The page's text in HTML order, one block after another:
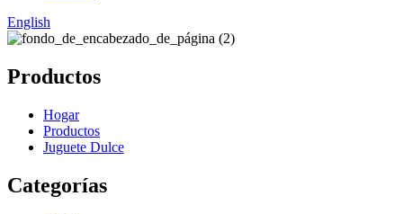
English
Productos
Hogar
Productos
Juguete Dulce
Categorías